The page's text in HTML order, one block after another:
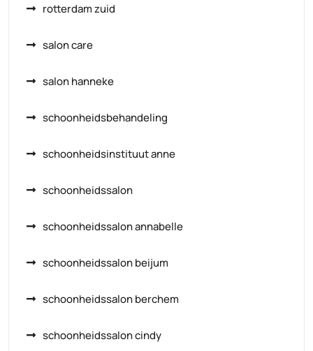
rotterdam zuid
salon care
salon hanneke
schoonheidsbehandeling
schoonheidsinstituut anne
schoonheidssalon
schoonheidssalon annabelle
schoonheidssalon beijum
schoonheidssalon berchem
schoonheidssalon cindy